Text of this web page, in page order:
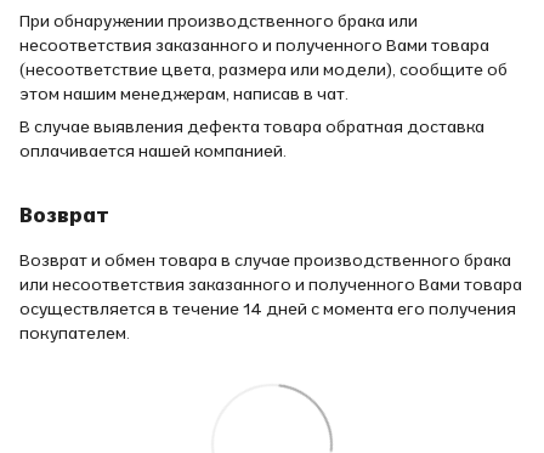
При обнаружении производственного брака или
несоответствия заказанного и полученного Вами товара
(несоответствие цвета, размера или модели), сообщите об
этом нашим менеджерам, написав в чат.
В случае выявления дефекта товара обратная доставка
оплачивается нашей компанией.
Возврат
Возврат и обмен товара в случае производственного брака
или несоответствия заказанного и полученного Вами товара
осуществляется в течение 14 дней с момента его получения
покупателем.